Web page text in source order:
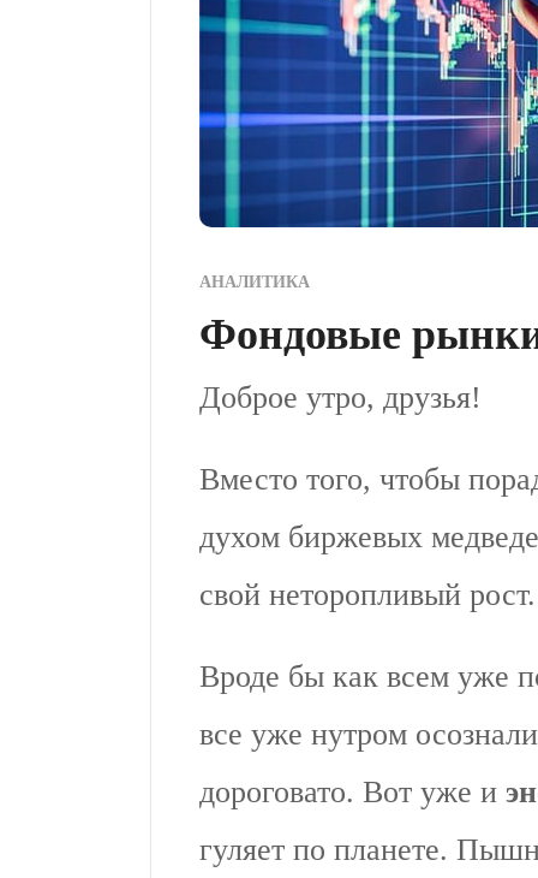
АНАЛИТИКА
Фондовые рынки
Доброе утро, друзья!
Вместо того, чтобы
духом биржевых
свой неторопливый
Вроде бы как всем уже
все уже нутром
дороговато. Вот уже и
гуляет по планете.